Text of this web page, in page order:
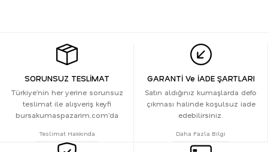
SORUNSUZ TESLİMAT
Türkiye’nin her yerine sorunsuz
teslimat ile alışveriş keyfi
bursakumaspazarim.com’da
Teslimat Hakkında
GARANTİ Ve İADE ŞARTLARI
Satın aldığınız kumaşlarda defo
çıkması halinde koşulsuz iade
edebilirsiniz.
Daha Fazla Bilgi